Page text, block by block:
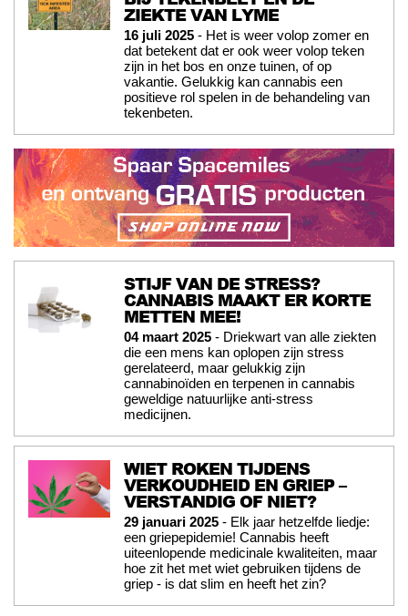
ZIEKTE VAN LYME
16 juli 2025 - Het is weer volop zomer en
dat betekent dat er ook weer volop teken
zijn in het bos en onze tuinen, of op
vakantie. Gelukkig kan cannabis een
positieve rol spelen in de behandeling van
tekenbeten.
STIJF VAN DE STRESS?
CANNABIS MAAKT ER KORTE
METTEN MEE!
04 maart 2025 - Driekwart van alle ziekten
die een mens kan oplopen zijn stress
gerelateerd, maar gelukkig zijn
cannabinoïden en terpenen in cannabis
geweldige natuurlijke anti-stress
medicijnen.
WIET ROKEN TIJDENS
VERKOUDHEID EN GRIEP –
VERSTANDIG OF NIET?
29 januari 2025 - Elk jaar hetzelfde liedje:
een griepepidemie! Cannabis heeft
uiteenlopende medicinale kwaliteiten, maar
hoe zit het met wiet gebruiken tijdens de
griep - is dat slim en heeft het zin?